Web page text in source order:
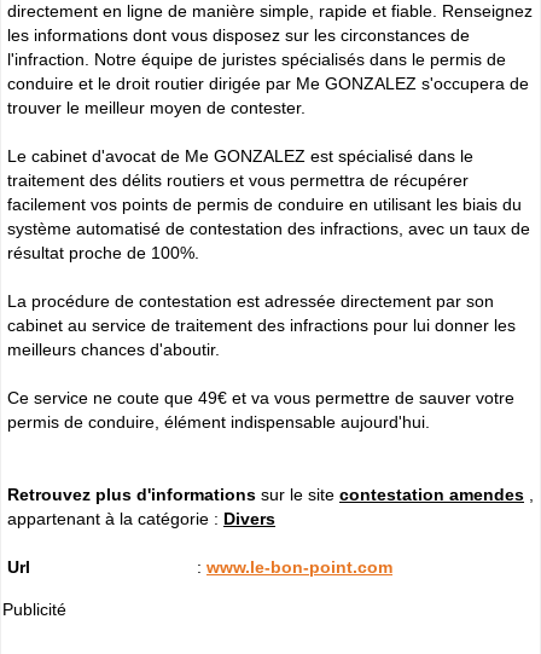
Gestion de votre compte PRO
directement en ligne de manière simple, rapide et fiable. Renseignez
les informations dont vous disposez sur les circonstances de
l'infraction. Notre équipe de juristes spécialisés dans le permis de
conduire et le droit routier dirigée par Me GONZALEZ s'occupera de
trouver le meilleur moyen de contester.
Le cabinet d'avocat de Me GONZALEZ est spécialisé dans le
traitement des délits routiers et vous permettra de récupérer
facilement vos points de permis de conduire en utilisant les biais du
système automatisé de contestation des infractions, avec un taux de
résultat proche de 100%.
La procédure de contestation est adressée directement par son
cabinet au service de traitement des infractions pour lui donner les
meilleurs chances d'aboutir.
Ce service ne coute que 49€ et va vous permettre de sauver votre
permis de conduire, élément indispensable aujourd'hui.
Retrouvez plus d'informations sur le site contestation amendes
appartenant à la catégorie : Divers
Url : www.le-bon-point.com
Publicité